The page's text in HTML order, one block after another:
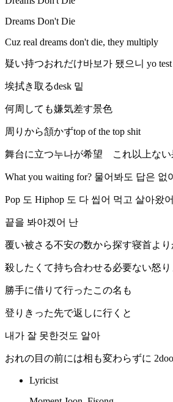
Dreams Don't Die
Cuz real dreams don't die, they multiply
疑い持つおれだけ바보가 됐으니 yo test
埃拭き取るdesk 밑
何周しても嫌気差す景色
周りから頷かずtop of the top shit
舞台に立つ누나が希望 これ以上ない
What you waiting for? 물어봐도 답은 없
Pop 도 Hiphop 도 다 씹어 먹고 살아왔어
끝을 봐야겠어 난
覆い被さる不安の数から探す寝首より
殺したくて持ち合わせる必要ない怒
勝手に借りて行ったこの名も
登りきった先で返しに行くと
내가 잘 못한것도 알아
おれの目の前には相も変わらずに
Lyricist